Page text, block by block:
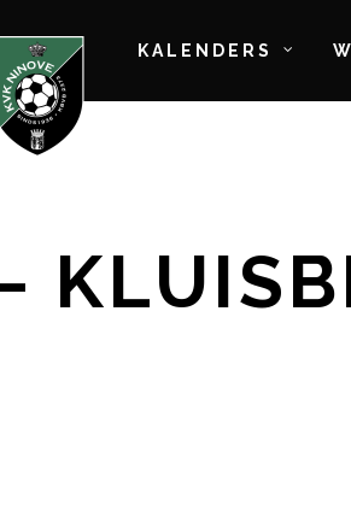
KALENDERS